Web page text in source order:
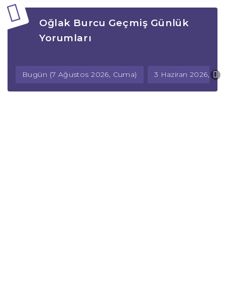
Oğlak Burcu Geçmiş Günlük
Yorumları
Bugün (7 Ağustos 2026, Cuma) 3 Haziran 2026,